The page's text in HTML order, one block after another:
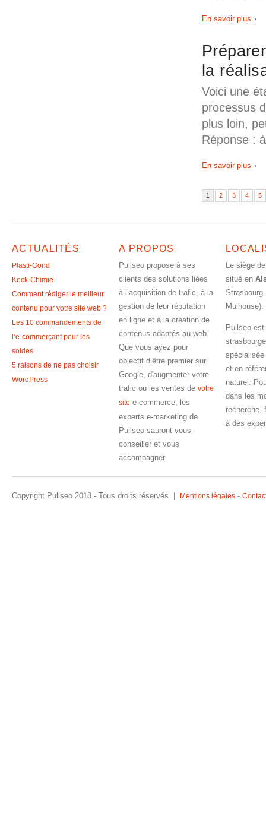
En savoir plus
la
Voici une
processus
plus loin,
Réponse :
En savoir plus
1 2 3 4 5
ACTUALITÉS
Plasti-Gond
Keck-Chimie
Comment rédiger le meilleur
contenu pour votre site web ?
Les 10 commandements de
l’e-commerçant pour les
soldes
5 raisons de ne pas choisir
WordPress
A PROPOS
Pullseo propose à ses
clients des solutions liées
à l’acquisition de trafic, à la
gestion de leur réputation
en ligne et à la création de
contenus adaptés au web.
Que vous ayez pour
objectif d’être premier sur
Google, d'augmenter votre
trafic ou les ventes de votre
site e-commerce, les
experts e-marketing de
Pullseo sauront vous
conseiller et vous
accompagner.
Le siège
situé en
Mulhouse).
Pullseo
et en
naturel.
dans les
recherche,
à des
Copyright Pullseo 2018 - Tous droits réservés | Mentions légales -